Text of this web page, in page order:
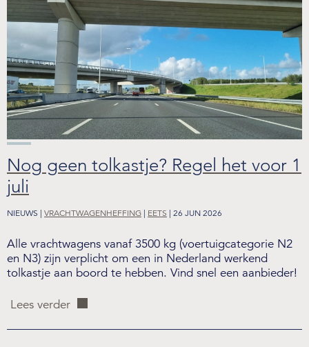
Nog geen tolkastje? Regel het voor 1
juli
NIEUWS | VRACHTWAGENHEFFING | EETS | 26 JUN 2026
Alle vrachtwagens vanaf 3500 kg (voertuigcategorie N2
en N3) zijn verplicht om een in Nederland werkend
tolkastje aan boord te hebben. Vind snel een aanbieder!
Lees verder